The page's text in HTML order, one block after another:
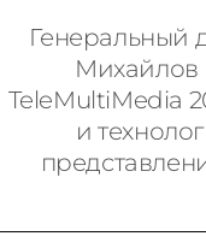
Генеральный
Михайлов
TeleMultiMedia
и